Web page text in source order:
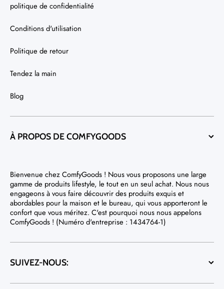
politique de confidentialité
Conditions d'utilisation
Politique de retour
Tendez la main
Blog
À PROPOS DE COMFYGOODS
Bienvenue chez ComfyGoods ! Nous vous proposons une large
gamme de produits lifestyle, le tout en un seul achat. Nous nous
engageons à vous faire découvrir des produits exquis et
abordables pour la maison et le bureau, qui vous apporteront le
confort que vous méritez. C'est pourquoi nous nous appelons
ComfyGoods ! (Numéro d'entreprise : 1434764-1)
SUIVEZ-NOUS: